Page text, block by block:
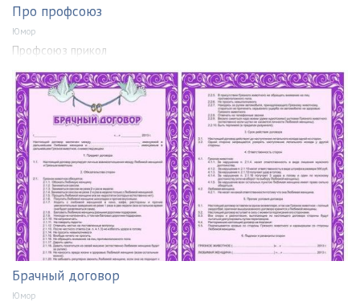
Про профсоюз
Юмор
Профсоюз прикол
Брачный договор
Юмор